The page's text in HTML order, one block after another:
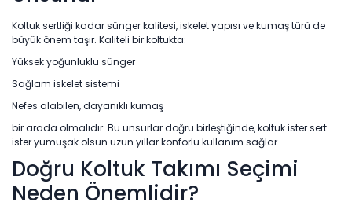
Koltuk sertliği kadar sünger kalitesi, iskelet yapısı ve kumaş türü de
büyük önem taşır. Kaliteli bir koltukta:
Yüksek yoğunluklu sünger
Sağlam iskelet sistemi
Nefes alabilen, dayanıklı kumaş
bir arada olmalıdır. Bu unsurlar doğru birleştiğinde, koltuk ister sert
ister yumuşak olsun uzun yıllar konforlu kullanım sağlar.
Doğru Koltuk Takımı Seçimi
Neden Önemlidir?